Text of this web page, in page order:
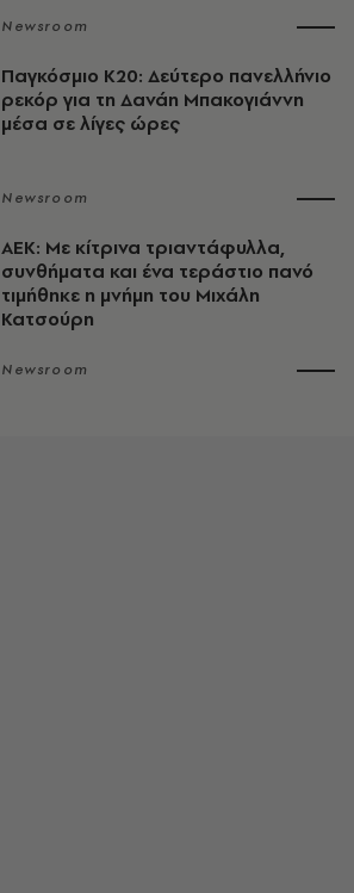
Newsroom
Παγκόσμιο Κ20: Δεύτερο πανελλήνιο
ρεκόρ για τη Δανάη Μπακογιάννη
μέσα σε λίγες ώρες
Newsroom
ΑΕΚ: Με κίτρινα τριαντάφυλλα,
συνθήματα και ένα τεράστιο πανό
τιμήθηκε η μνήμη του Μιχάλη
Κατσούρη
Newsroom